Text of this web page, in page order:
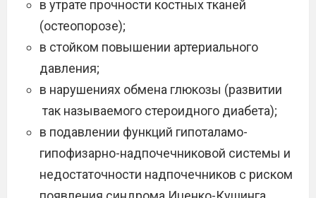
в утрате прочности костных тканей
(остеопорозе);
в стойком повышении артериального
давления;
в нарушениях обмена глюкозы (развитии
так называемого стероидного диабета);
в подавлении функций гипоталамо-
гипофизарно-надпочечниковой системы и
недостаточности надпочечников с риском